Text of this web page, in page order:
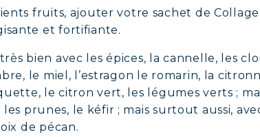
fruits, ajouter votre sachet de
et fortifiante.
bien avec les épices, la cannelle, les
le miel, l’estragon le romarin, la
le citron vert, les légumes verts ;
les prunes, le kéfir ; mais surtout aussi,
de pécan.